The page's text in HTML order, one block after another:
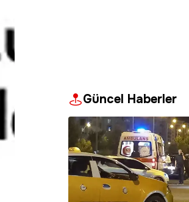
Güncel Haberler